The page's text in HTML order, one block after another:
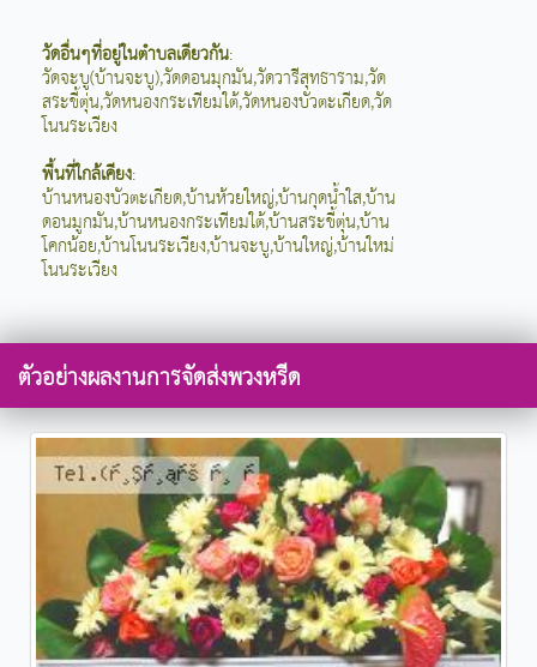
วัดอื่นๆที่อยู่ในตำบลเดียวกัน:
วัดจะบู(บ้านจะบู),วัดดอนมุกมัน,วัดวารีสุทธาราม,วัด
สระขี้ตุ่น,วัดหนองกระเทียมใต้,วัดหนองบัวตะเกียด,วัด
โนนระเวียง
พื้นที่ใกล้เคียง:
บ้านหนองบัวตะเกียด,บ้านห้วยใหญ่,บ้านกุดน้ำใส,บ้าน
ดอนมูกมัน,บ้านหนองกระเทียมใต้,บ้านสระขี้ตุ่น,บ้าน
โคกน้อย,บ้านโนนระเวียง,บ้านจะบู,บ้านใหญ่,บ้านใหม่
โนนระเวียง
ตัวอย่างผลงานการจัดส่งพวงหรีด